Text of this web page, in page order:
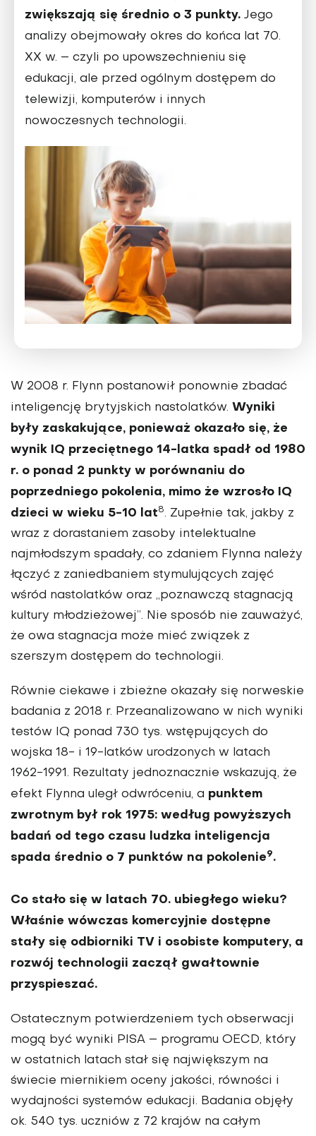
zwiększają się średnio o 3 punkty. Jego
analizy obejmowały okres do końca lat 70.
XX w. – czyli po upowszech­nieniu się
edukacji, ale przed ogólnym dostępem do
telewizji, komputerów i innych
nowoczesnych technologii.
W 2008 r. Flynn postanowił ponownie zbadać
inteligencję brytyjskich nastolat­ków. Wyniki
były zaskakujące, ponieważ okazało się, że
wynik IQ przeciętne­go 14-latka spadł od 1980
r. o ponad 2 punkty w porównaniu do
poprzednie­go pokolenia, mimo że wzrosło IQ
dzieci w wieku 5-10 lat8. Zupełnie tak, jakby z
wraz z dorastaniem zasoby intelektu­alne
najmłodszym spadały, co zdaniem Flynna należy
łączyć z zaniedbaniem stymulujących zajęć
wśród nastolatków oraz „poznawczą stagnacją
kultury mło­dzieżowej”. Nie sposób nie zauważyć,
że owa stagnacja może mieć związek z
szerszym dostępem do technologii.
Równie ciekawe i zbieżne okazały się norweskie
badania z 2018 r. Przeana­lizowano w nich wyniki
testów IQ po­nad 730 tys. wstępujących do
wojska 18- i 19-latków urodzonych w latach
1962-1991. Rezultaty jednoznacznie wskazują, że
efekt Flynna uległ od­wróceniu, a punktem
zwrotnym był rok 1975: według powyższych
badań od tego czasu ludzka inteligencja
spada średnio o 7 punktów na pokolenie9.
Co stało się w latach 70. ubiegłego wieku?
Właśnie wówczas komercyjnie dostępne
stały się odbiorniki TV i oso­biste komputery, a
rozwój technologii zaczął gwałtownie
przyspieszać.
Ostatecznym potwierdzeniem tych obserwacji
mogą być wyniki PISA – programu OECD, który
w ostatnich latach stał się największym na
świecie miernikiem oceny jakości, równo­ści i
wydajności systemów edukacji. Badania objęły
ok. 540 tys. uczniów z 72 krajów na całym